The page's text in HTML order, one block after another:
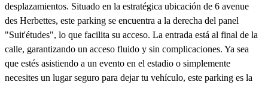
desplazamientos. Situado en la estratégica ubicación de 6 avenue
des Herbettes, este parking se encuentra a la derecha del panel
"Suit'études", lo que facilita su acceso. La entrada está al final de la
calle, garantizando un acceso fluido y sin complicaciones. Ya sea
que estés asistiendo a un evento en el estadio o simplemente
necesites un lugar seguro para dejar tu vehículo, este parking es la